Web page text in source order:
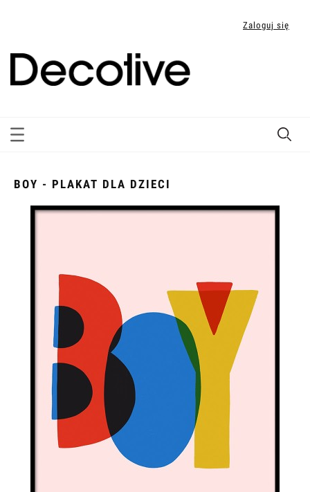
Zaloguj się
BOY - PLAKAT DLA DZIECI